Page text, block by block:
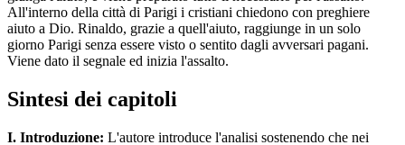
All'interno della città di Parigi i cristiani chiedono con preghiere
aiuto a Dio. Rinaldo, grazie a quell'aiuto, raggiunge in un solo
giorno Parigi senza essere visto o sentito dagli avversari pagani.
Viene dato il segnale ed inizia l'assalto.
Sintesi dei capitoli
I. Introduzione: L'autore introduce l'analisi sostenendo che nei